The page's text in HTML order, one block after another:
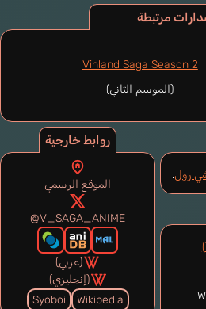
رول.
مرتبطة
Vinland Saga Season 2
(الموسم الثاني)
روابط خارجية
الموقع الرسمي
@V_SAGA_ANIME
(عربي)
(إنجليزي)
Wikipedia
Syoboi